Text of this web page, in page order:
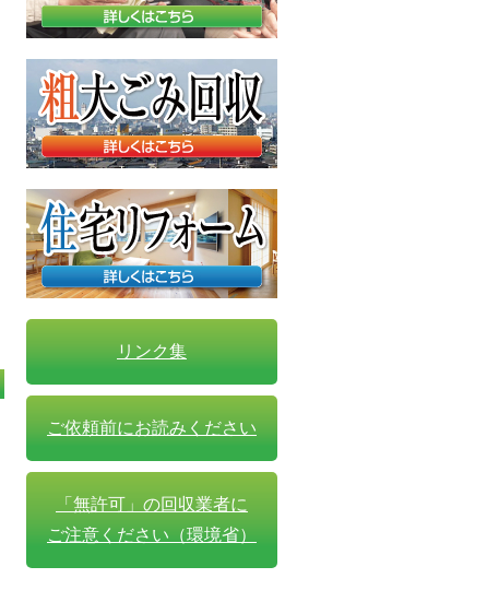
リンク集
ご依頼前にお読みください
「無許可」の回収業者に
ご注意ください（環境省）